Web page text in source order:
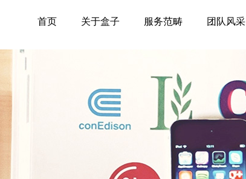
首页 关于盒子 服务范畴 团队风采